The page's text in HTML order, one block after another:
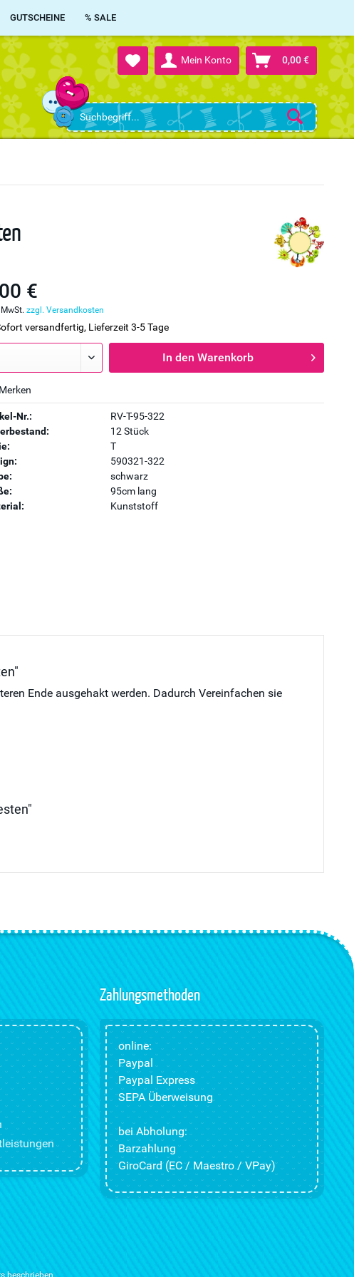
Mein Konto 0,00 €
GUTSCHEINE % SALE
€
MwSt.zzgl. Versandkosten
versandfertig, Lieferzeit 3-5 Tage
In den Warenkorb
Merken
Nr.:
RV-T-95-322
12 Stück
T
590321-322
schwarz
95cm lang
Kunststoff
Ende ausgehakt werden. Dadurch Vereinfachen sie
Zahlungsmethoden
online:
Paypal
Paypal Express
SEPA Überweisung
bei Abholung:
Barzahlung
GiroCard (EC / Maestro / VPay)